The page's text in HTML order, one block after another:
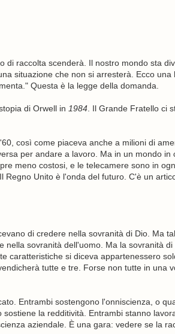
di raccolta scenderà. Il nostro mondo sta
situazione che non si arresterà. Ecco una
Questa è la legge della domanda.
di Orwell in 1984. Il Grande Fratello ci
così come piaceva anche a milioni di
per andare a lavoro. Ma in un mondo in
meno costosi, e le telecamere sono in
Unito è l'onda del futuro. C'è un
di credere nella sovranità di Dio. Ma
nella sovranità dell'uomo. Ma la sovranità
caratteristiche si diceva appartenessero
tutte e tre. Forse non tutte in una
Entrambi sostengono l'onniscienza, o
la redditività. Entrambi stanno
aziendale. È una gara: vedere se la